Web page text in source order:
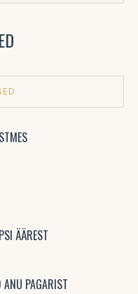
ÄÄREST
PAGARIST